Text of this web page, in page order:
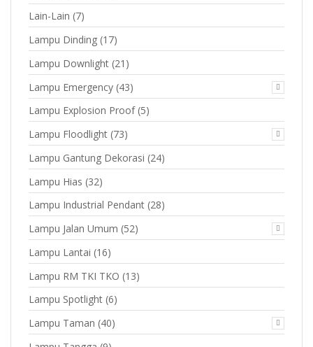
Lain-Lain (7)
Lampu Dinding (17)
Lampu Downlight (21)
Lampu Emergency (43)
Lampu Explosion Proof (5)
Lampu Floodlight (73)
Lampu Gantung Dekorasi (24)
Lampu Hias (32)
Lampu Industrial Pendant (28)
Lampu Jalan Umum (52)
Lampu Lantai (16)
Lampu RM TKI TKO (13)
Lampu Spotlight (6)
Lampu Taman (40)